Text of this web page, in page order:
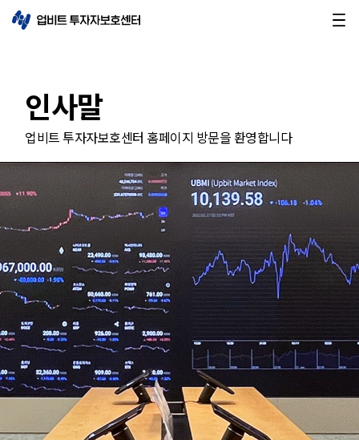
인사말
업비트 투자자보호센터 홈페이지 방문을 환영합니다